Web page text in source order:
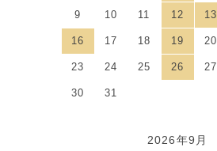
9 10 11 12 13
16 17 18 19 20
23 24 25 26 27
30 31
2026年9月